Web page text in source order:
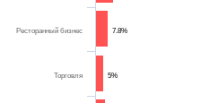
7.8%
5%
Ресторанный бизнес
Торговля